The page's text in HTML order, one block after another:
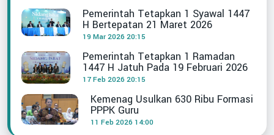
Pemerintah Tetapkan 1 Syawal 1447
H Bertepatan 21 Maret 2026
19 Mar 2026 20:15
Pemerintah Tetapkan 1 Ramadan
1447 H Jatuh Pada 19 Februari 2026
17 Feb 2026 20:15
Kemenag Usulkan 630 Ribu Formasi
PPPK Guru
11 Feb 2026 14:00